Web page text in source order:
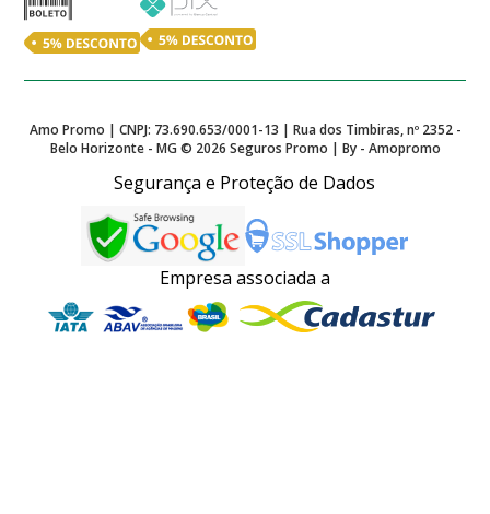
Amo Promo | CNPJ: 73.690.653/0001-13 | Rua dos Timbiras, nº 2352 -
Belo Horizonte - MG © 2026 Seguros Promo | By - Amopromo
Segurança e Proteção de Dados
Empresa associada a